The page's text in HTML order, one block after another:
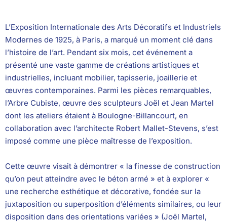
L’Exposition Internationale des Arts Décoratifs et Industriels
Modernes de 1925, à Paris, a marqué un moment clé dans
l’histoire de l’art. Pendant six mois, cet événement a
présenté une vaste gamme de créations artistiques et
industrielles, incluant mobilier, tapisserie, joaillerie et
œuvres contemporaines. Parmi les pièces remarquables,
l’Arbre Cubiste, œuvre des sculpteurs Joël et Jean Martel
dont les ateliers étaient à Boulogne-Billancourt, en
collaboration avec l’architecte Robert Mallet-Stevens, s’est
imposé comme une pièce maîtresse de l’exposition.
Cette œuvre visait à démontrer « la finesse de construction
qu’on peut atteindre avec le béton armé » et à explorer «
une recherche esthétique et décorative, fondée sur la
juxtaposition ou superposition d’éléments similaires, ou leur
disposition dans des orientations variées » (Joël Martel,